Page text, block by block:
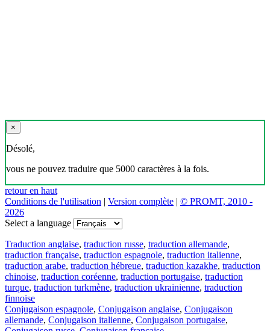
×
Désolé,
vous ne pouvez traduire que 5000 caractères à la fois.
retour en haut
Conditions de l'utilisation | Version complète | © PROMT, 2010 -
2026
Select a language
Traduction anglaise, traduction russe, traduction allemande,
traduction française, traduction espagnole, traduction italienne,
traduction arabe, traduction hébreue, traduction kazakhe, traduction
chinoise, traduction coréenne, traduction portugaise, traduction
turque, traduction turkmène, traduction ukrainienne, traduction
finnoise
Conjugaison espagnole, Conjugaison anglaise, Conjugaison
allemande, Conjugaison italienne, Conjugaison portugaise,